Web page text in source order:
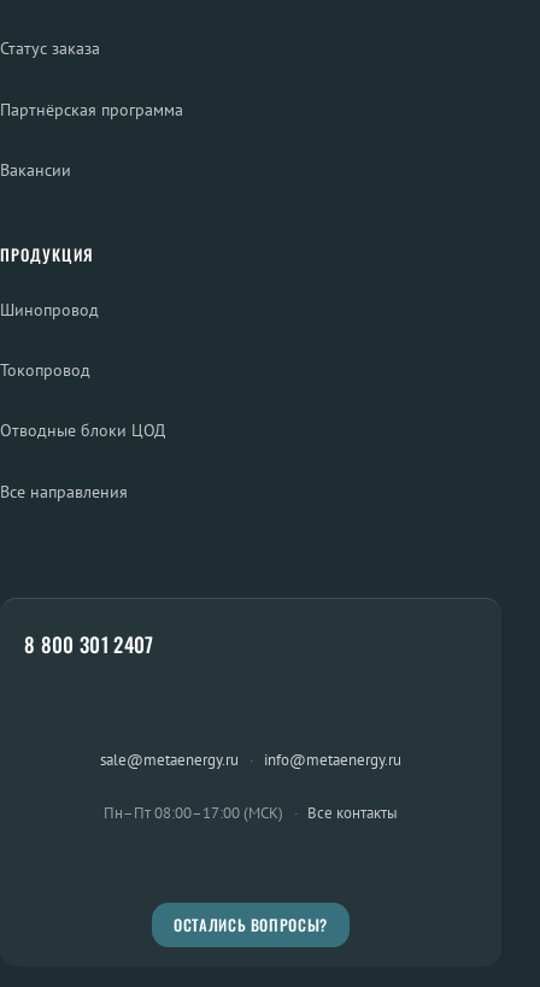
Статус заказа
Партнёрская программа
Вакансии
ПРОДУКЦИЯ
Шинопровод
Токопровод
Отводные блоки ЦОД
Все направления
8 800 301 2407
sale@metaenergy.ru · info@metaenergy.ru
Пн–Пт 08:00–17:00 (МСК) · Все контакты
ОСТАЛИСЬ ВОПРОСЫ?